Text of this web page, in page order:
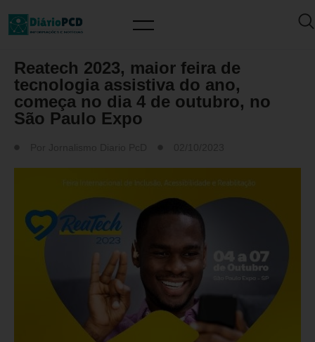
Reatech 2023, maior feira de
tecnologia assistiva do ano,
começa no dia 4 de outubro, no
São Paulo Expo